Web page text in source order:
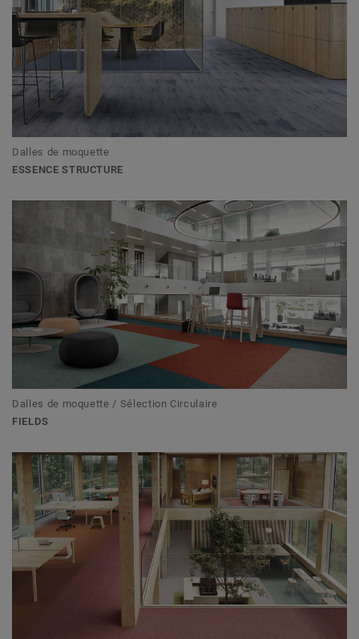
Dalles de moquette
ESSENCE STRUCTURE
Dalles de moquette / Sélection Circulaire
FIELDS